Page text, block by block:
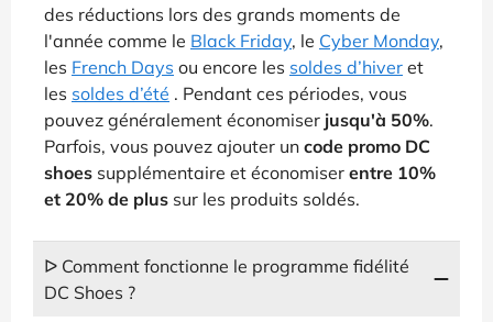
des réductions lors des grands moments de
l'année comme le Black Friday, le Cyber Monday,
les French Days ou encore les soldes d’hiver et
les soldes d’été . Pendant ces périodes, vous
pouvez généralement économiser jusqu'à 50%.
Parfois, vous pouvez ajouter un code promo DC
shoes supplémentaire et économiser entre 10%
et 20% de plus sur les produits soldés.
ᐅ Comment fonctionne le programme fidélité
DC Shoes ?